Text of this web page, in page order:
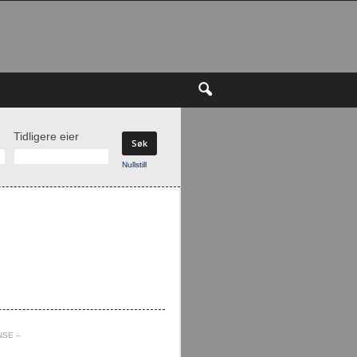
Tidligere eier
Nullstill
–